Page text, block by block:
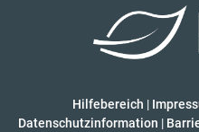
Hilfebereich |
Datenschutzinformation |